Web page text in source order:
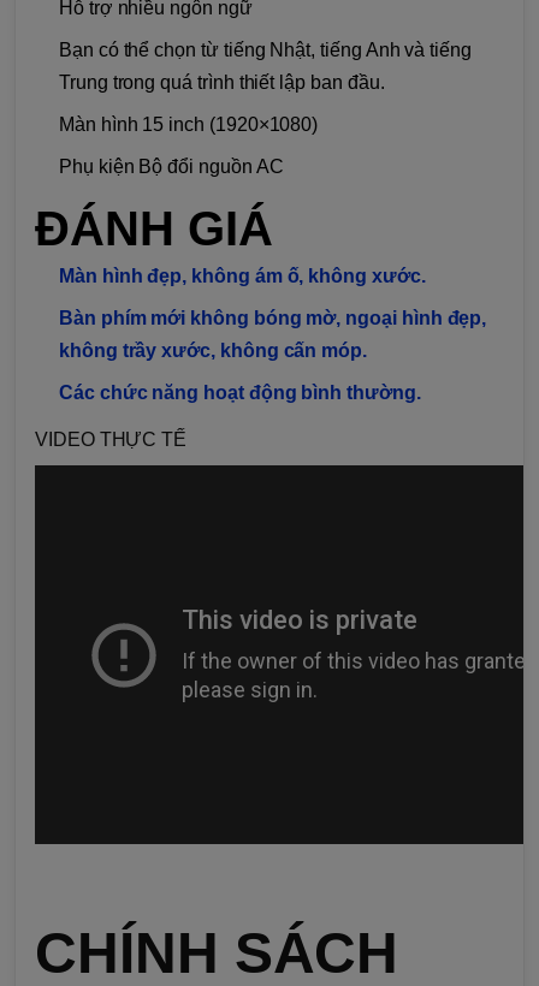
Hỗ trợ nhiều ngôn ngữ
Bạn có thể chọn từ tiếng Nhật, tiếng Anh và tiếng
Trung trong quá trình thiết lập ban đầu.
Màn hình 15 inch (1920×1080)
Phụ kiện Bộ đổi nguồn AC
ĐÁNH GIÁ
Màn hình đẹp, không ám ố, không xước.
Bàn phím mới không bóng mờ, ngoại hình đẹp,
không trầy xước, không cấn móp.
Các chức năng hoạt động bình thường.
VIDEO THỰC TẾ
CHÍNH SÁCH